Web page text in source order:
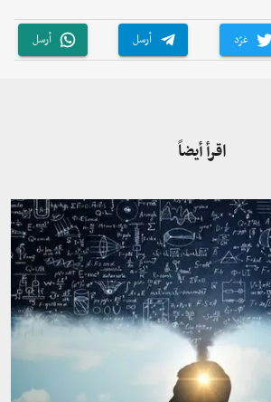
غرّد أرسل أرسل
اقرأ أيضاً